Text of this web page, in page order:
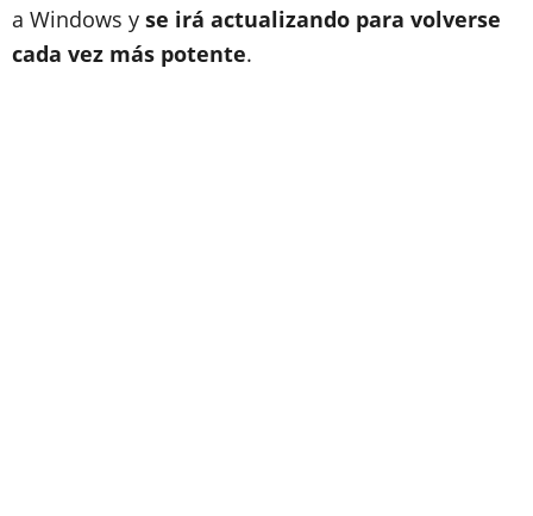
a Windows y se irá actualizando para volverse
cada vez más potente.